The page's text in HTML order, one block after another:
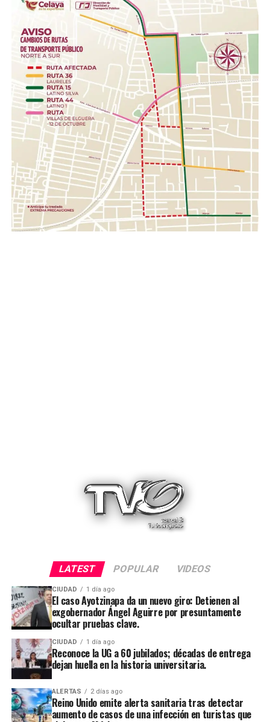
LATEST POPULAR VIDEOS
CIUDAD 1 día ago
El caso Ayotzinapa da un nuevo giro: Detienen al
exgobernador Ángel Aguirre por presuntamente
ocultar pruebas clave.
CIUDAD 1 día ago
Reconoce la UG a 60 jubilados; décadas de entrega
dejan huella en la historia universitaria.
ALERTAS 2 días ago
Reino Unido emite alerta sanitaria tras detectar
aumento de casos de una infección en turistas que